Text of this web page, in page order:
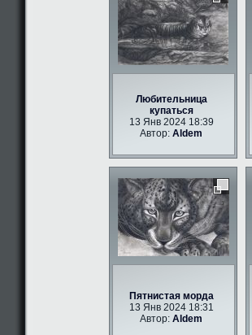
Любительница
купаться
13 Янв 2024 18:39
Автор:Aldem
Пятнистая морда
13 Янв 2024 18:31
Автор:Aldem